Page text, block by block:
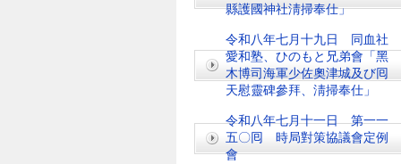
縣護國神社淸掃奉仕」
令和八年七月十九日 同血社
愛和塾、ひのもと兄弟會「黑
木博司海軍少佐奧津城及び囘
天慰靈碑參拜、淸掃奉仕」
令和八年七月十一日 第一一
五〇囘 時局對策協議會定例
會